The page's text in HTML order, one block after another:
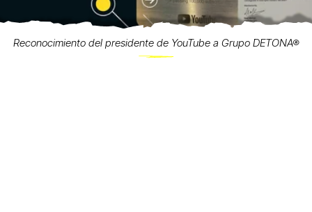
Reconocimiento del presidente de YouTube a Grupo DETONA®